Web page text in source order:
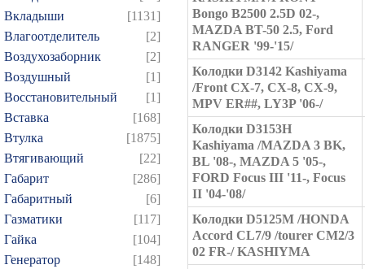
Вкладыши
[1131]
Влагоотделитель
[2]
Воздухозаборник
[2]
Воздушный
[1]
Восстановительный
[1]
Вставка
[168]
Втулка
[1875]
Втягивающий
[22]
Габарит
[286]
Габаритный
[6]
Газматики
[117]
Гайка
[104]
Генератор
[148]
Bongo B2500 2.5D 02-,
MAZDA BT-50 2.5, Ford
RANGER '99-'15/
Колодки D3142 Kashiyama
/Front CX-7, CX-8, CX-9,
MPV ER##, LY3P '06-/
Колодки D3153H
Kashiyama /MAZDA 3 BK,
BL '08-, MAZDA 5 '05-,
FORD Focus III '11-, Focus
II '04-'08/
Колодки D5125M /HONDA
Accord CL7/9 /tourer CM2/3
02 FR-/ KASHIYMA